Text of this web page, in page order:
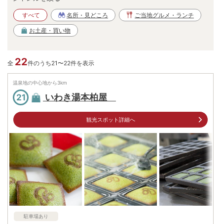
すべて 名所・見どころ ご当地グルメ・ランチ
お土産・買い物
全 22件のうち21〜22件を表示
温泉地の中心地から3km
21 いわき湯本柏屋
観光スポット詳細へ
駐車場あり